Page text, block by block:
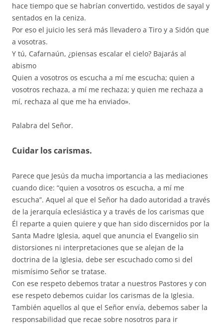
hace tiempo que se habrían convertido, vestidos de sayal y
sentados en la ceniza.
Por eso el juicio les será más llevadero a Tiro y a Sidón que
a vosotras.
Y tú, Cafarnaún, ¿piensas escalar el cielo? Bajarás al
abismo
Quien a vosotros os escucha a mí me escucha; quien a
vosotros rechaza, a mí me rechaza; y quien me rechaza a
mí, rechaza al que me ha enviado».
Palabra del Señor.
Cuidar los carismas.
Parece que Jesús da mucha importancia a las mediaciones
cuando dice: “quien a vosotros os escucha, a mí me
escucha”. Aquel al que el Señor ha dado autoridad a través
de la jerarquía eclesiástica y a través de los carismas que
Él reparte a quien quiere y que han sido discernidos por la
Santa Madre Iglesia, aquel que anuncia el Evangelio sin
distorsiones ni interpretaciones que se alejan de la
doctrina de la Iglesia, debe ser escuchado como si del
mismísimo Señor se tratase.
Con ese respeto debemos tratar a nuestros Pastores y con
ese respeto debemos cuidar los carismas de la Iglesia.
También aquellos al que el Señor envía, debemos saber la
responsabilidad que recae sobre nosotros para ir